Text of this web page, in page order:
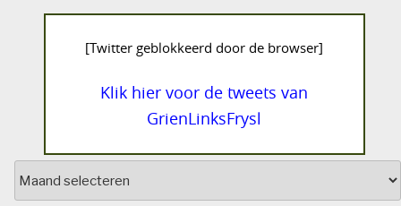
[Twitter geblokkeerd door de browser]
Klik hier voor de tweets van
GrienLinksFrysl